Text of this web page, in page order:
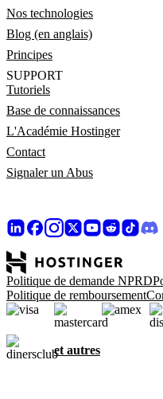
Nos technologies
Blog (en anglais)
Principes
SUPPORT
Tutoriels
Base de connaissances
L'Académie Hostinger
Contact
Signaler un Abus
Politique de demande NPRD
Politique de remboursement
et autres